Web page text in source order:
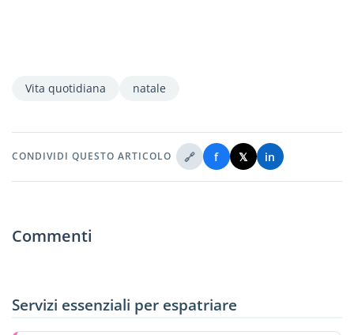
Vita quotidiana natale
CONDIVIDI QUESTO ARTICOLO 🔗 f 𝕏 in
Commenti
Servizi essenziali per espatriare